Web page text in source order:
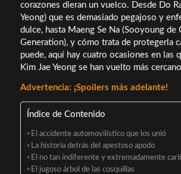
corazones dieran un vuelco. Desde Do
Yeong) que es demasiado pegajoso y
dulce, hasta Maeng Se Na (Sooyoung de
Generation), y cómo trata de protegerla
puede, aquí hay cuatro ocasiones en las
Kim Jae Yeong se han vuelto más
Advertencia: ¡Spoilers más adelante!
Índice de Contenido
El accidente automovilístico que los unió
La historia detrás del apestoso apodo
El no tan indiferente y extremadamente
El jugoso árbol de las cosquillas